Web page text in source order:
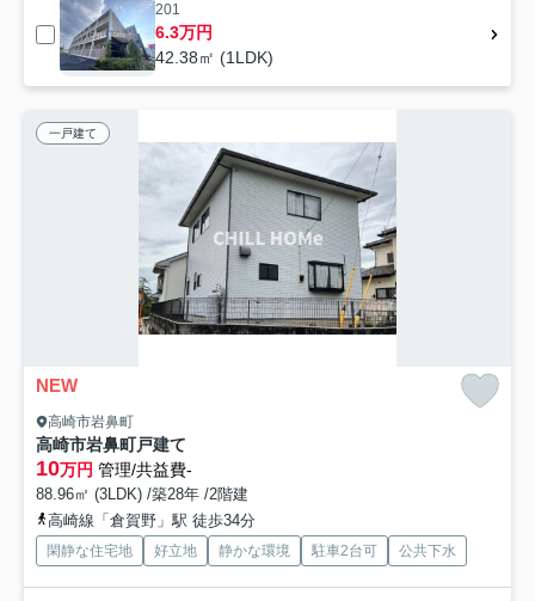
201
6.3万円
42.38㎡ (1LDK)
一戸建て
NEW
高崎市岩鼻町
高崎市岩鼻町戸建て
10万円 管理/共益費-
88.96㎡ (3LDK) /築28年 /2階建
高崎線「倉賀野」駅 徒歩34分
閑静な住宅地 好立地 静かな環境 駐車2台可 公共下水